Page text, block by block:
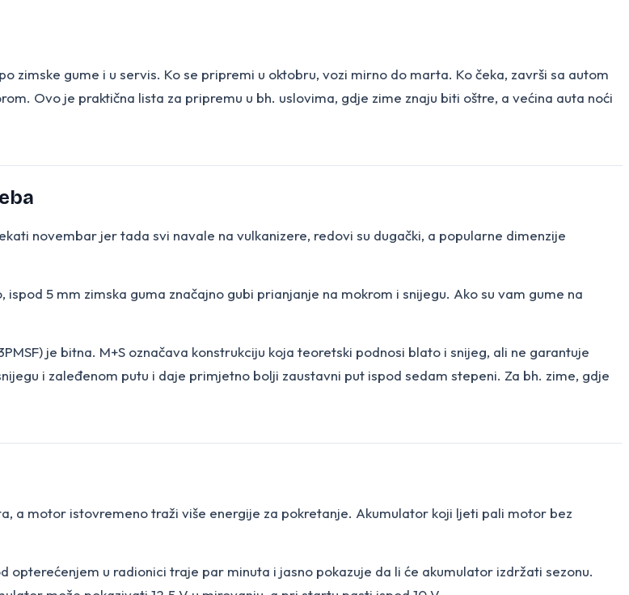
zimske gume i u servis. Ko se pripremi u oktobru, vozi mirno do marta. Ko čeka, završi sa autom
Ovo je praktična lista za pripremu u bh. uslovima, gdje zime znaju biti oštre, a većina auta noći
novembar jer tada svi navale na vulkanizere, redovi su dugački, a popularne dimenzije
5 mm zimska guma značajno gubi prianjanje na mokrom i snijegu. Ako su vam gume na
je bitna. M+S označava konstrukciju koja teoretski podnosi blato i snijeg, ali ne garantuje
i zaleđenom putu i daje primjetno bolji zaustavni put ispod sedam stepeni. Za bh. zime, gdje
a motor istovremeno traži više energije za pokretanje. Akumulator koji ljeti pali motor bez
u radionici traje par minuta i jasno pokazuje da li će akumulator izdržati sezonu.